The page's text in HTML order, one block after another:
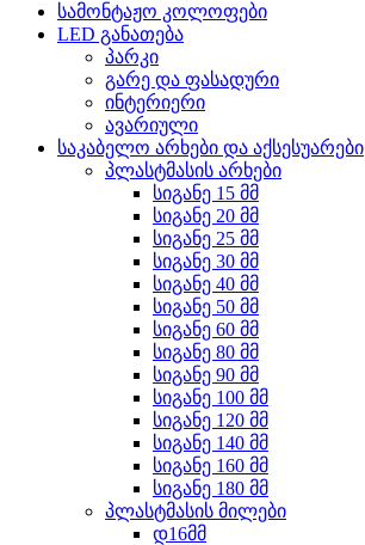
სამონტაჟო კოლოფები
LED განათება
პარკი
გარე და ფასადური
ინტერიერი
ავარიული
საკაბელო არხები და აქსესუარები
პლასტმასის არხები
სიგანე 15 მმ
სიგანე 20 მმ
სიგანე 25 მმ
სიგანე 30 მმ
სიგანე 40 მმ
სიგანე 50 მმ
სიგანე 60 მმ
სიგანე 80 მმ
სიგანე 90 მმ
სიგანე 100 მმ
სიგანე 120 მმ
სიგანე 140 მმ
სიგანე 160 მმ
სიგანე 180 მმ
პლასტმასის მილები
დ16მმ